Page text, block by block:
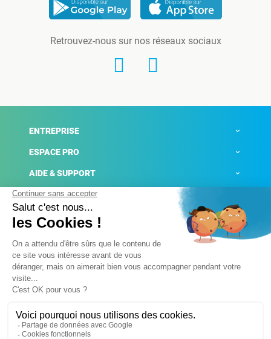
Retrouvez-nous sur nos réseaux sociaux
ENTREPRISE
ESPACE PRO
AIDE & SUPPORT
ACTUALITÉS
Mentions légales
Conditions générales de ventes